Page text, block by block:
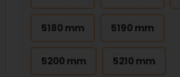
5180 mm 5190 mm
5200 mm 5210 mm